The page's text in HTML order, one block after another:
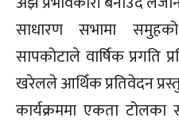
साधारण सभामा
सापकोटाले वार्षिक प्रगति
खरेलले आर्थिक प्रतिवेदन
कार्यक्रममा एकता